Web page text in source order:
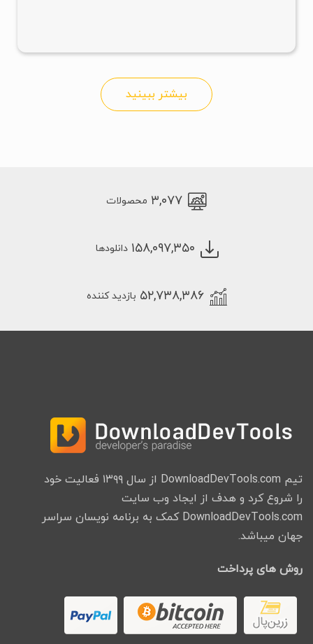
بیشتر ببینید
۳,۰۷۷ محصولات
۱۵۸,۰۹۷,۳۵۰ دانلودها
۵۲,۷۳۸,۳۸۶ بازدید کننده
تیم DownloadDevTools.com از سال ۱۳۹۹ فعالیت خود
را شروع کرد و هدف از ایجاد وب سایت
DownloadDevTools.com کمک به برنامه نویسان سراسر
جهان میباشد.
روش های پرداخت